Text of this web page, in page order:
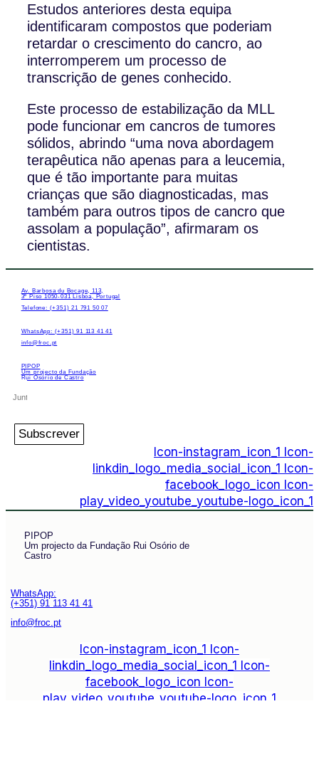
Estudos anteriores desta equipa
identificaram compostos que poderiam
retardar o crescimento do cancro, ao
interromperem um processo de
transcrição de genes conhecido.
Este processo de estabilização da MLL
pode funcionar em cancros de tumores
sólidos, abrindo “uma nova abordagem
terapêutica não apenas para a leucemia,
que é tão importante para muitas
crianças que são diagnosticadas, mas
também para outros tipos de cancro que
assolam a população”, afirmaram os
cientistas.
Av. Barbosa du Bocage, 113,
3º Piso 1050-031 Lisboa, Portugal
Telefone: (+351) 21 791 50 07
WhatsApp: (+351) 91 113 41 41
info@froc.pt
PIPOP
Um projecto da Fundação
Rui Osório de Castro
Subscrever
Icon-instagram_icon_1 Icon-
linkdin_logo_media_social_icon_1 Icon-
facebook_logo_icon Icon-
play_video_youtube_youtube-logo_icon_1
PIPOP
Um projecto da Fundação Rui Osório de
Castro
WhatsApp:
(+351) 91 113 41 41
info@froc.pt
Icon-instagram_icon_1 Icon-
linkdin_logo_media_social_icon_1 Icon-
facebook_logo_icon Icon-
play_video_youtube_youtube-logo_icon_1